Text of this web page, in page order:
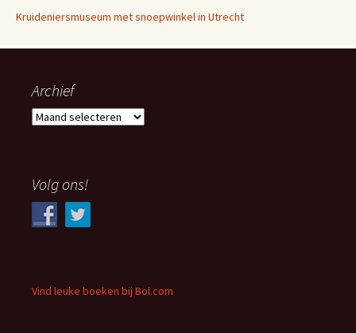
Kruideniersmuseum met snoepwinkel in Utrecht
Archief
Archief
Volg ons!
Vind leuke boeken bij Bol.com